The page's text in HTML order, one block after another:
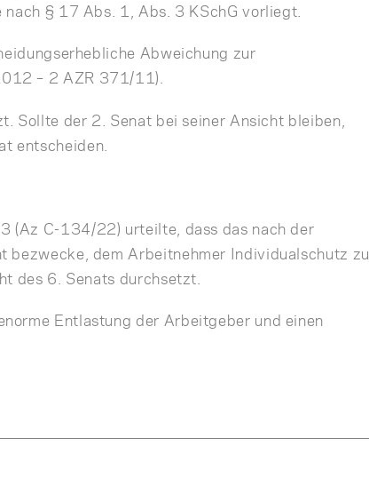
§ 17 Abs. 1, Abs. 3 KSchG vorliegt.
Abweichung zur
– 2 AZR 371/11).
Sollte der 2. Senat bei seiner Ansicht bleiben,
entscheiden.
(Az C-134/22) urteilte, dass das nach der
bezwecke, dem Arbeitnehmer Individualschutz zu
des 6. Senats durchsetzt.
Entlastung der Arbeitgeber und einen